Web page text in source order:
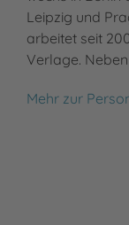
Leipzig und
arbeitet seit
Verlage.
Mehr zur
Katja Wehner